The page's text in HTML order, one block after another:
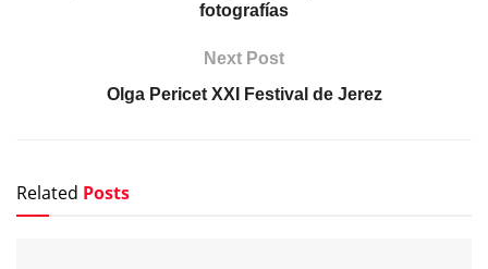
fotografías
Next Post
Olga Pericet XXI Festival de Jerez
Related Posts